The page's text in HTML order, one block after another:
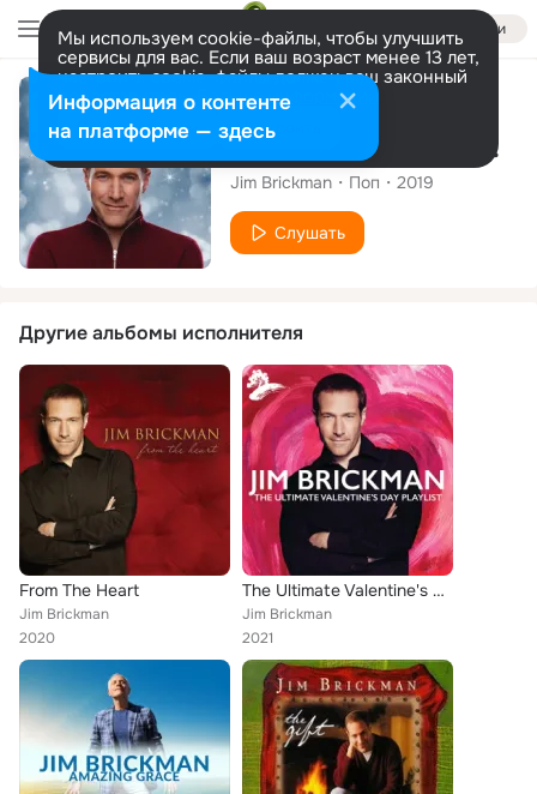
Войти
Мы используем cookie-файлы, чтобы улучшить
сервисы для вас. Если ваш возраст менее 13 лет,
настроить cookie-файлы должен ваш законный
представитель. Больше информации
Разрешить все Настроить
Сингл
Christmas Time Is Here/O Christmas Tree (Medley)
Jim Brickman Поп 2019
Слушать
Другие альбомы исполнителя
From The Heart
Jim Brickman
2020
The Ultimate Valentine's Day
Jim Brickman
2021
Информация о контенте
на платформе — здесь